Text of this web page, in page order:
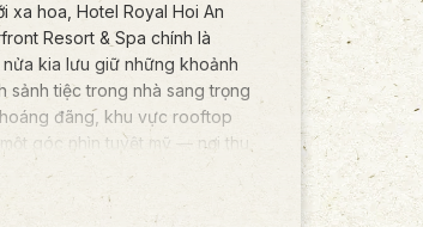
xa hoa, Hotel Royal Hoi An
Resort & Spa chính là
kia lưu giữ những khoảnh
sảnh tiệc trong nhà sang trọng
đãng, khu vực rooftop
góc nhìn tuyệt mỹ — nơi thu
thơ, vượt thời gian của dòng
An trầm mặc.